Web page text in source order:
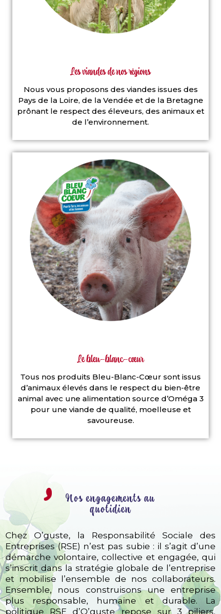
Les viandes de nos régions
Nous vous proposons des viandes issues des
Pays de la Loire, de la Vendée et de la Bretagne
prônant le respect des éleveurs, des animaux et
de l’environnement.
Le bleu-blanc-cœur
Tous nos produits Bleu-Blanc-Cœur sont issus
d’animaux élevés dans le respect du bien-être
animal avec une alimentation source d’Oméga 3
pour une viande de qualité, moelleuse et
savoureuse.
Nos engagements au
quotidien
Chez O’guste, la Responsabilité Sociale des
Entreprises (RSE) n’est pas subie : il s’agit d’une
démarche volontaire, collective et engagée, qui
s’inscrit dans la stratégie globale de l’entreprise
et mobilise l’ensemble de nos collaborateurs.
Ensemble, nous construisons une entreprise
plus responsable, humaine et durable. La
politique RSE d’O’guste repose sur 3 piliers,